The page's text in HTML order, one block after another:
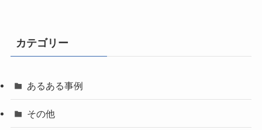
カテゴリー
あるある事例
その他